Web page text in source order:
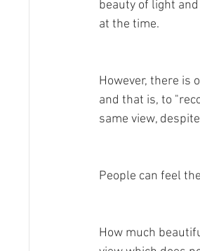
beauty of light
at the time.
However, there is
and that is, to
same view,
People can feel
How much